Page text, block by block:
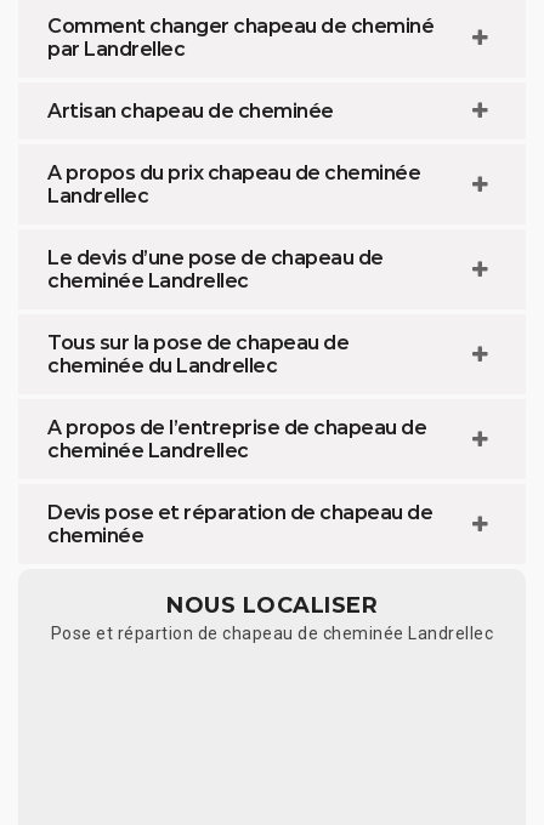
Comment changer chapeau de cheminé
par Landrellec
Artisan chapeau de cheminée
A propos du prix chapeau de cheminée
Landrellec
Le devis d’une pose de chapeau de
cheminée Landrellec
Tous sur la pose de chapeau de
cheminée du Landrellec
A propos de l’entreprise de chapeau de
cheminée Landrellec
Devis pose et réparation de chapeau de
cheminée
NOUS LOCALISER
Pose et répartion de chapeau de cheminée Landrellec